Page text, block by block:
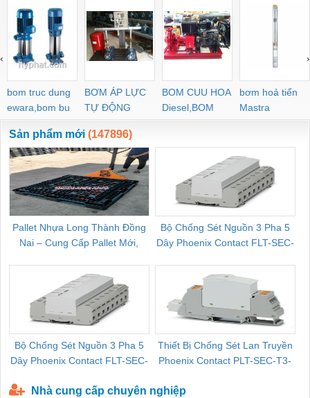
bom truc dung
ewara,bom bu
ewara
BƠM ÁP LỰC
TỰ ĐỘNG
BOM CUU HOA
Diesel,BOM
CHUA CHAY
bơm hoả tiển
Mastra
‹ ›
Sản phẩm mới (147896)
Pallet Nhựa Long Thành Đồng
Nai – Cung Cấp Pallet Mới,
Bộ Chống Sét Nguồn 3 Pha 5
Dây Phoenix Contact FLT-SEC-
Bộ Chống Sét Nguồn 3 Pha 5
Dây Phoenix Contact FLT-SEC-
Thiết Bị Chống Sét Lan Truyền
Phoenix Contact PLT-SEC-T3-
Nhà cung cấp chuyên nghiệp